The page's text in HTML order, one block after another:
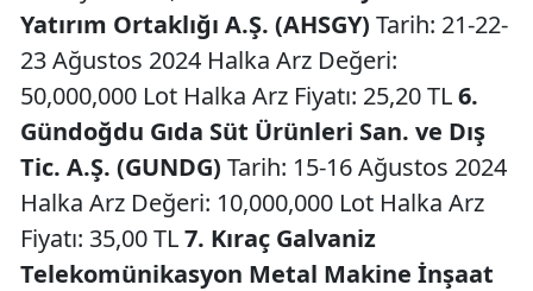
Yatırım Ortaklığı A.Ş. (AHSGY) Tarih: 21-22-
23 Ağustos 2024 Halka Arz Değeri:
50,000,000 Lot Halka Arz Fiyatı: 25,20 TL6.
Gündoğdu Gıda Süt Ürünleri San. ve Dış
Tic. A.Ş. (GUNDG) Tarih: 15-16 Ağustos 2024
Halka Arz Değeri: 10,000,000 Lot Halka Arz
Fiyatı: 35,00 TL7. Kıraç Galvaniz
Telekomünikasyon Metal Makine İnşaat